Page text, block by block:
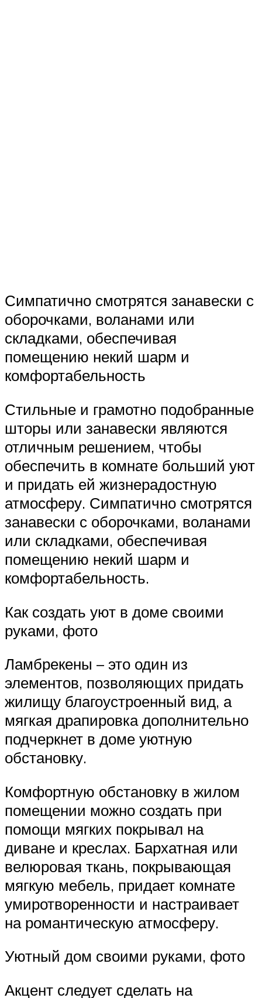
Симпатично смотрятся занавески с
оборочками, воланами или
складками, обеспечивая
помещению некий шарм и
комфортабельность
Стильные и грамотно подобранные
шторы или занавески являются
отличным решением, чтобы
обеспечить в комнате больший уют
и придать ей жизнерадостную
атмосферу. Симпатично смотрятся
занавески с оборочками, воланами
или складками, обеспечивая
помещению некий шарм и
комфортабельность.
Как создать уют в доме своими
руками, фото
Ламбрекены – это один из
элементов, позволяющих придать
жилищу благоустроенный вид, а
мягкая драпировка дополнительно
подчеркнет в доме уютную
обстановку.
Комфортную обстановку в жилом
помещении можно создать при
помощи мягких покрывал на
диване и креслах. Бархатная или
велюровая ткань, покрывающая
мягкую мебель, придает комнате
умиротворенности и настраивает
на романтическую атмосферу.
Уютный дом своими руками, фото
Акцент следует сделать на